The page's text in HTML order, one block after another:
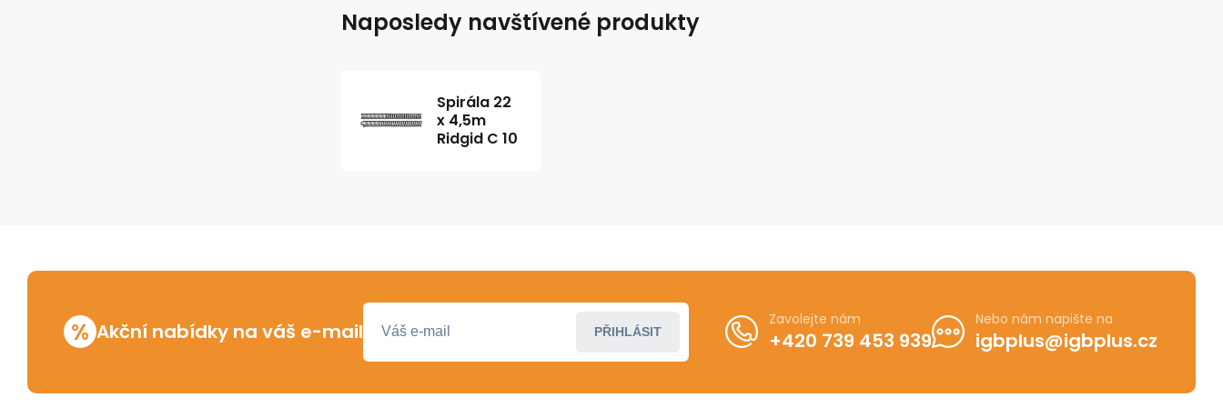
Naposledy navštívené produkty
Spirála 22
x 4,5m
Ridgid C 10
% Akční nabídky na váš e-mail PŘIHLÁSIT
Zavolejte nám
+420 739 453 939
Nebo nám napište na
igbplus@igbplus.cz